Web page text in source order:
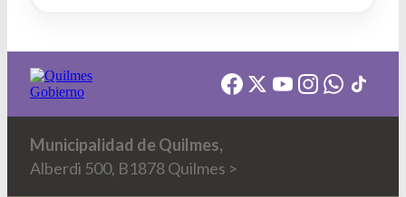
Municipalidad de Quilmes,
Alberdi 500, B1878 Quilmes >